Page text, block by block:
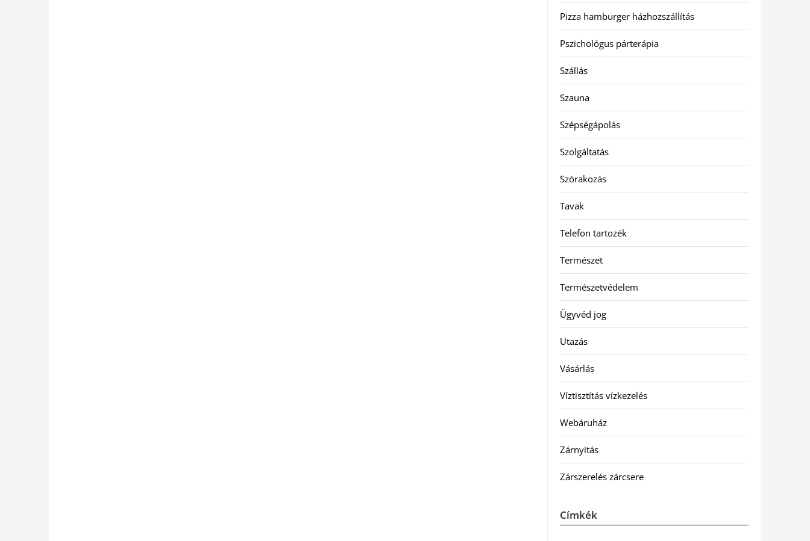
Pizza hamburger házhozszállítás
Pszichológus párterápia
Szállás
Szauna
Szépségápolás
Szolgáltatás
Szórakozás
Tavak
Telefon tartozék
Természet
Természetvédelem
Ügyvéd jog
Utazás
Vásárlás
Víztisztítás vízkezelés
Webáruház
Zárnyitás
Zárszerelés zárcsere
Címkék